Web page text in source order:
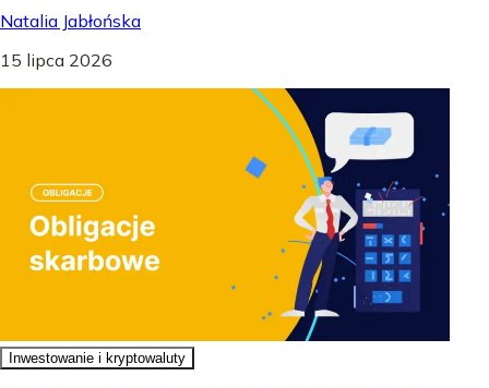
Natalia Jabłońska
15 lipca 2026
Inwestowanie i kryptowaluty